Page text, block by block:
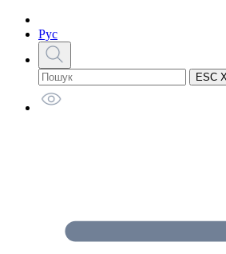
Рус
ESC